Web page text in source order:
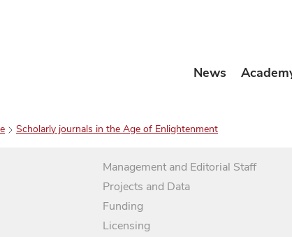
News
Scholarly journals in the Age of Enlightenment
Management and Editorial Staff
Projects and Data
Funding
Licensing